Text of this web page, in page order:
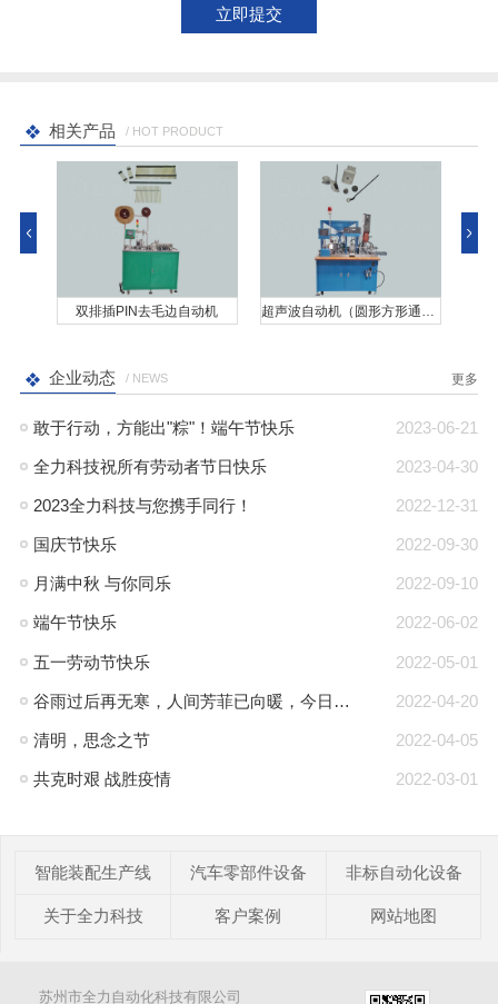
相关产品 / HOT PRODUCT
双排插PIN去毛边自动机
企业动态 / NEWS 更多
2023-06-21
敢于行动，方能出"粽"！端午节快乐
2023-04-30
全力科技祝所有劳动者节日快乐
2022-12-31
2023全力科技与您携手同行！
2022-09-30
国庆节快乐
2022-09-10
月满中秋 与你同乐
2022-06-02
端午节快乐
2022-05-01
五一劳动节快乐
2022-04-20
谷雨过后再无寒，人间芳菲已向暖，今日谷雨
2022-04-05
清明，思念之节
2022-03-01
共克时艰 战胜疫情
智能装配生产线 汽车零部件设备 非标自动化设备
关于全力科技 客户案例 网站地图
苏州市全力自动化科技有限公司